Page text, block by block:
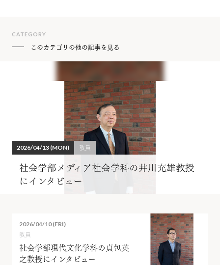
CATEGORY
このカテゴリの他の記事を見る
2026/04/13 (MON) 教員
社会学部メディア社会学科の井川充雄教授
にインタビュー
2026/04/10 (FRI)
教員
社会学部現代文化学科の貞包英
之教授にインタビュー